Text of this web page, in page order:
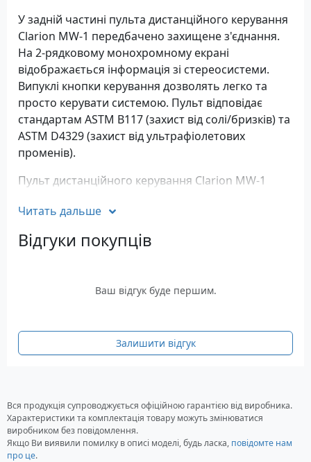
У задній частині пульта дистанційного керування
Clarion MW-1 передбачено захищене з'єднання.
На 2-рядковому монохромному екрані
відображається інформація зі стереосистеми.
Випуклі кнопки керування дозволять легко та
просто керувати системою. Пульт відповідає
стандартам ASTM B117 (захист від солі/бризків) та
ASTM D4329 (захист від ультрафіолетових
променів).
Пульт дистанційного керування Clarion MW-1
можна придбати подовжувальний кабель
довжиною 7.62 м. Ви можете встановити до 3
пультів на судні, підключених до однієї
Пульт Clarion MW-1 сумісний із
CLRM109
Читать дальше
Відгуки покупців
Ваш відгук буде першим.
Залишити відгук
Вся продукція супроводжується офіційною гарантією від виробника.
Характеристики та комплектація товару можуть змінюватися
виробником без повідомлення.
Якщо Ви виявили помилку в описі моделі, будь ласка, повідомте нам
про це.